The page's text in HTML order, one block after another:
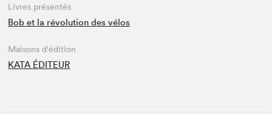
Livres présentés
Bob et la révolution des vélos
Maisons d'édition
KATA ÉDITEUR